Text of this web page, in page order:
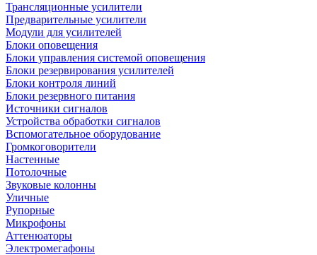
Трансляционные усилители
Предварительные усилители
Модули для усилителей
Блоки оповещения
Блоки управления системой оповещения
Блоки резервирования усилителей
Блоки контроля линий
Блоки резервного питания
Источники сигналов
Устройства обработки сигналов
Вспомогательное оборудование
Громкоговорители
Настенные
Потолочные
Звуковые колонны
Уличные
Рупорные
Микрофоны
Аттенюаторы
Электромегафоны